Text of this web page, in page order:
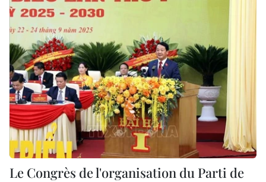
Le Congrès de l'organisation du Parti de